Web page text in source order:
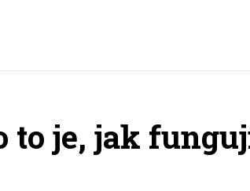
to je, jak